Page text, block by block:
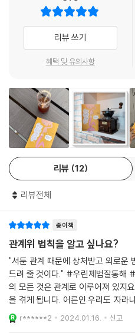
--- 「홍길주, 연암집을 읽다, 표롱을첨
천하 만물 중 목숨 걸고 지킬 만한 건
--- 「정약용, 나를 지키는 집, 여유당
는 말을 듣는 사람, 그 사람이야말로
--- 「박지원, 쓸모에 대해, 연암집」
칭찬할 때 칭찬하지 않으면 인색하다
다.
--- 「이덕무, 칭찬과 욕, 청장관전서」
서툰 관계 때문에 상처받고 외로운 밤,
고전의 글들이 네 어깨를 툭툭 두드
함께 어울리며 행복한 시간을 보낼
문으로 명성을 떨치던 박지원도 자신
해받고, 천재 소리 듣던 박제가도 아
다. 서얼 문사 박제가는 중국을 다녀
학의》를 지었지만 철저하게 외면을
만큼 가까웠던 친구와 이유도 모른
배를 떠난 사이 그 친구가 죽는 바람에
를 짓고 친구들 앞에서 낭독하던 날,
은 글들을 읽다 보면 300년 전에 살
그 깊고 어두운 우물을 스스로 걸어
을 때 제아무리 잘난 사람이라도 마음
사람에겐 시간도 약이 되지 못한다.
수록된 옛사람들도 마찬가지였다.
할 바를 몰랐다. 한 분야에서 대가를
나 소통의 달인은 아니었다. 그러나
게 되었다. 시대가 바뀌어도 인간의
대 앞서 같은 고민을 겪은 이들이 들
리뷰 쓰기
혜택 및 유의사항
리뷰 12
리뷰전체
종이책
관계위 법칙을 알고 싶나요?
"서툰 관계 때문에 상처받고 외로운
드려 줄 것이다." #우린제법잘통해 #설흔작가 #나무를심는사람들 세상
의 모든 것은 관계로 이루어져 있지
을 겪게 됩니다. 어른인 우리도 자라
아오기 마련이겠죠. 혹시, '진~짜 말 안통한다' 라는 말 해보신 적 있나
요? (마음으로라도
r******2 2024.01.16. 신고